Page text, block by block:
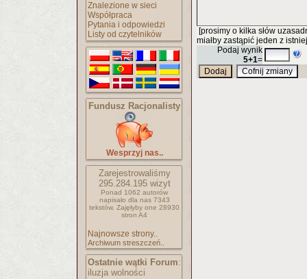
Znalezione w sieci
Współpraca
Pytania i odpowiedzi
Listy od czytelników
Fundusz Racjonalisty
Wesprzyj nas..
Zarejestrowaliśmy
295.284.195wizyt
Ponad 1062 autorów
napisało dla nas 7343
tekstów. Zajęłyby one 28930
stron A4
Najnowsze strony..
Archiwum streszczeń..
Ostatnie wątki Forum:
iluzja wolności
[prosimy o kilka słów
miałby zastąpić jeden z
Podaj wynik
5+1=